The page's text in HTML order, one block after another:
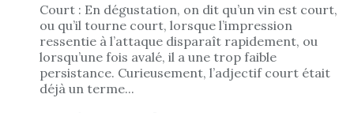
Court : En dégustation, on dit qu’un vin est court,
ou qu’il tourne court, lorsque l’impression
ressentie à l’attaque disparaît rapidement, ou
lorsqu’une fois avalé, il a une trop faible
persistance. Curieusement, l’adjectif court était
déjà un terme...